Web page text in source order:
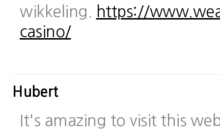
wikkeling.
https://
casino/
Hubert
It's amazing to visit this